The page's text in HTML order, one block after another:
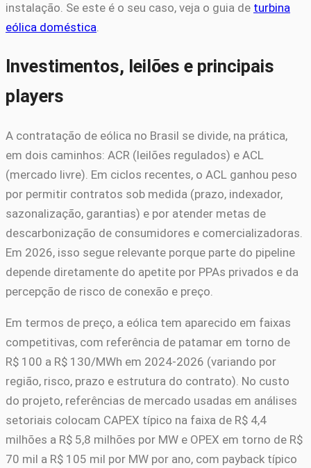
instalação. Se este é o seu caso, veja o guia de turbina
eólica doméstica.
Investimentos, leilões e principais
players
A contratação de eólica no Brasil se divide, na prática,
em dois caminhos: ACR (leilões regulados) e ACL
(mercado livre). Em ciclos recentes, o ACL ganhou peso
por permitir contratos sob medida (prazo, indexador,
sazonalização, garantias) e por atender metas de
descarbonização de consumidores e comercializadoras.
Em 2026, isso segue relevante porque parte do pipeline
depende diretamente do apetite por PPAs privados e da
percepção de risco de conexão e preço.
Em termos de preço, a eólica tem aparecido em faixas
competitivas, com referência de patamar em torno de
R$ 100 a R$ 130/MWh em 2024-2026 (variando por
região, risco, prazo e estrutura do contrato). No custo
do projeto, referências de mercado usadas em análises
setoriais colocam CAPEX típico na faixa de R$ 4,4
milhões a R$ 5,8 milhões por MW e OPEX em torno de R$
70 mil a R$ 105 mil por MW por ano, com payback típico